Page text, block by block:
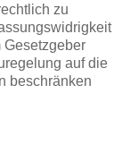
zu
Gesetzgeber
auf die
beschränken